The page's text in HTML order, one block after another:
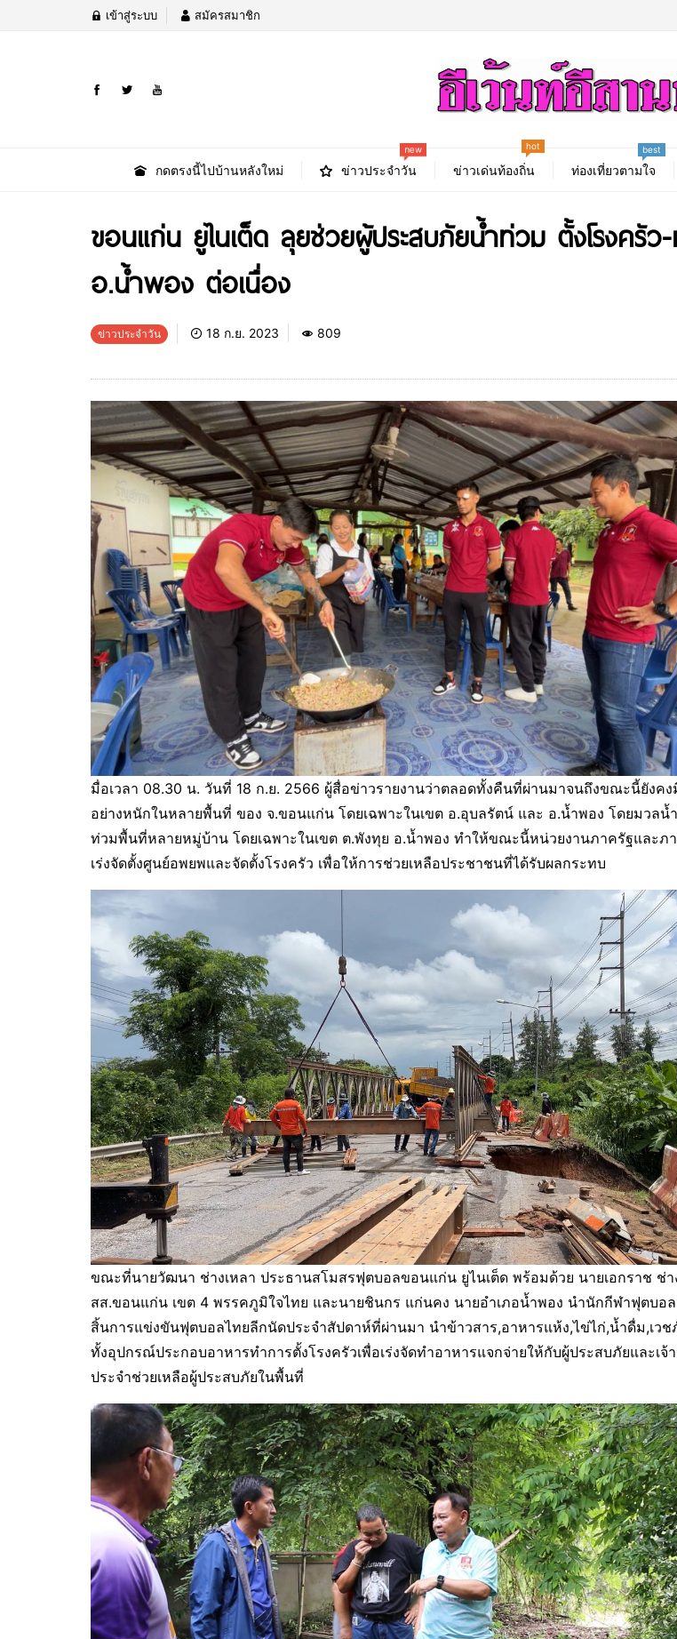
เข้าสู่ระบบ สมัครสมาชิก
กดตรงนี้ไปบ้านหลังใหม่ ข่าวประจำวัน
new
ข่าวเด่นท้องถิ่น
hot
ท่องเที่ยวตามใจ
best
ขอนแก่น ยูไนเต็ด ลุยช่วยผู้ประสบภัยน้ำท่วม ตั้งโรงค
อ.น้ำพอง ต่อเนื่อง
ข่าวประจำวัน 18 ก.ย. 2023 809
มื่อเวลา 08.30 น. วันที่ 18 ก.ย. 2566 ผู้สื่อข่าวรายงานว่าตลอดทั้งคืนที่ผ่านมาจนถึงขณะนี้ยังค
อย่างหนักในหลายพื้นที่ ของ จ.ขอนแก่น โดยเฉพาะในเขต อ.อุบลรัตน์ และ อ.น้ำพอง โดยมวลน้ำ
ท่วมพื้นที่หลายหมู่บ้าน โดยเฉพาะในเขต ต.พังทุย อ.น้ำพอง ทำให้ขณะนี้หน่วยงานภาครัฐและภ
เร่งจัดตั้งศูนย์อพยพและจัดตั้งโรงครัว เพื่อให้การช่วยเหลือประชาชนที่ได้รับผลกระทบ
ขณะที่นายวัฒนา ช่างเหลา ประธานสโมสรฟุตบอลขอนแก่น ยูไนเต็ด พร้อมด้วย นายเอกราช ช่า
สส.ขอนแก่น เขต 4 พรรคภูมิใจไทย และนายชินกร แก่นคง นายอำเภอน้ำพอง นำนักกีฬาฟุตบอล
สิ้นการแข่งขันฟุตบอลไทยลีกนัดประจำสัปดาห์ที่ผ่านมา นำข้าวสาร,อาหารแห้ง,ไข่ไก่,น้ำดื่ม,เว
ทั้งอุปกรณ์ประกอบอาหารทำการตั้งโรงครัวเพื่อเร่งจัดทำอาหารแจกจ่ายให้กับผู้ประสบภัยและเจ้
ประจำช่วยเหลือผู้ประสบภัยในพื้นที่